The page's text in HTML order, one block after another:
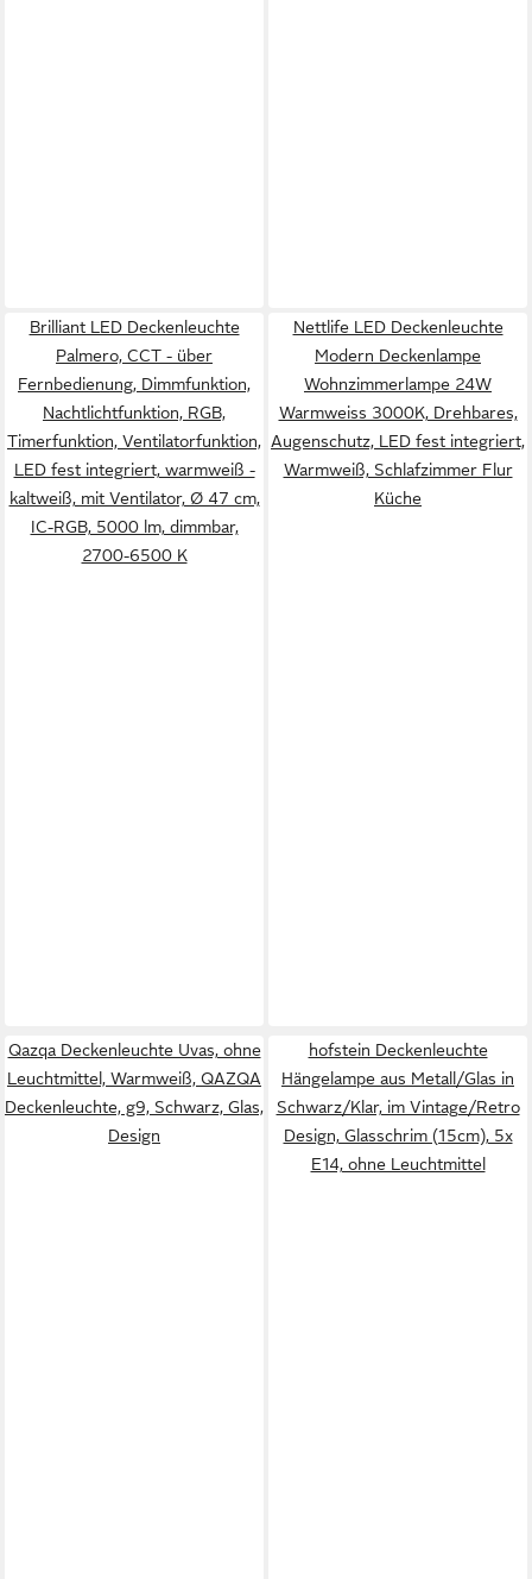
Brilliant LED Deckenleuchte
Palmero, CCT - über
Fernbedienung, Dimmfunktion,
Nachtlichtfunktion, RGB,
Timerfunktion, Ventilatorfunktion,
LED fest integriert, warmweiß -
kaltweiß, mit Ventilator, Ø 47 cm,
IC-RGB, 5000 lm, dimmbar,
2700-6500 K
Nettlife LED Deckenleuchte
Modern Deckenlampe
Wohnzimmerlampe 24W
Warmweiss 3000K, Drehbares,
Augenschutz, LED fest integriert,
Warmweiß, Schlafzimmer Flur
Küche
Qazqa Deckenleuchte Uvas, ohne
Leuchtmittel, Warmweiß, QAZQA
Deckenleuchte, g9, Schwarz, Glas,
Design
hofstein Deckenleuchte
Hängelampe aus Metall/Glas in
Schwarz/Klar, im Vintage/Retro
Design, Glasschrim (15cm), 5x
E14, ohne Leuchtmittel